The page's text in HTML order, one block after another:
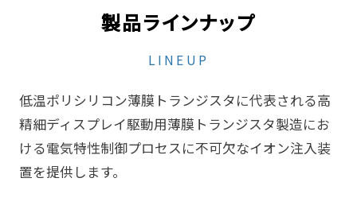
製品ラインナップ
LINEUP
低温ポリシリコン薄膜トランジスタに代表される高
精細ディスプレイ駆動用薄膜トランジスタ製造にお
ける電気特性制御プロセスに不可欠なイオン注入装
置を提供します。